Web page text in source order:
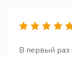
версия)
В первый раз